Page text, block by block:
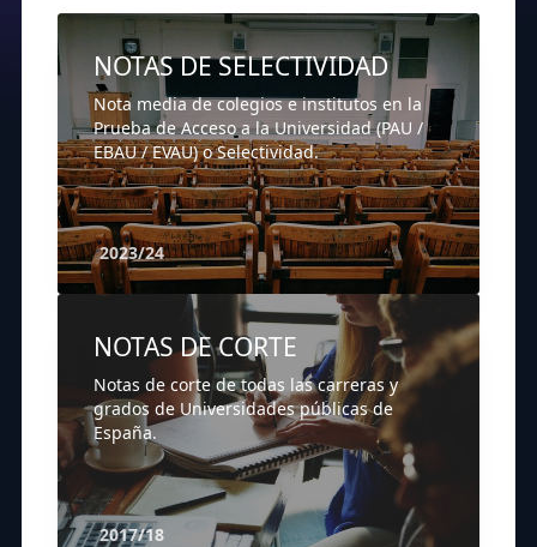
NOTAS DE SELECTIVIDAD
Nota media de colegios e institutos en la
Prueba de Acceso a la Universidad (PAU /
EBAU / EVAU) o Selectividad.
2023/24
NOTAS DE CORTE
Notas de corte de todas las carreras y
grados de Universidades públicas de
España.
2017/18